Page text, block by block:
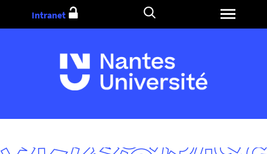
Aller
Intranet